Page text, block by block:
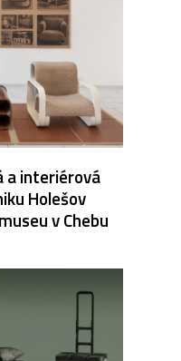
a interiérová
Holešov
v Chebu